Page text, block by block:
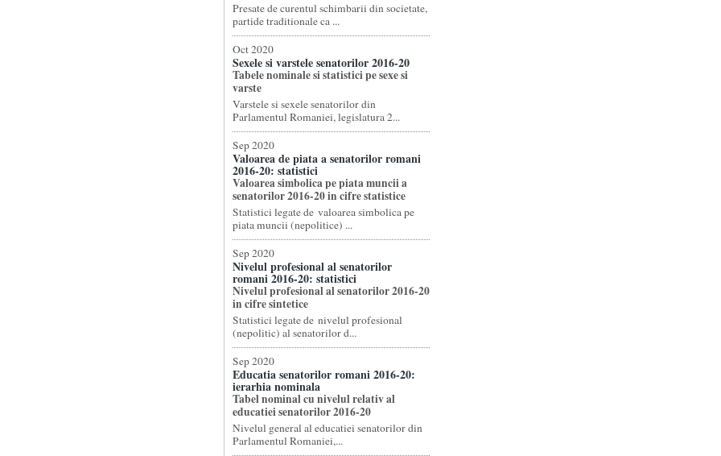
Presate de curentul schimbarii din societate,
partide traditionale ca ...
Oct 2020
Sexele si varstele senatorilor 2016-20
Tabele nominale si statistici pe sexe si
varste
Varstele si sexele senatorilor din
Parlamentul Romaniei, legislatura 2...
Sep 2020
Valoarea de piata a senatorilor romani
2016-20: statistici
Valoarea simbolica pe piata muncii a
senatorilor 2016-20 in cifre statistice
Statistici legate de valoarea simbolica pe
piata muncii (nepolitice) ...
Sep 2020
Nivelul profesional al senatorilor
romani 2016-20: statistici
Nivelul profesional al senatorilor 2016-20
in cifre sintetice
Statistici legate de nivelul profesional
(nepolitic) al senatorilor d...
Sep 2020
Educatia senatorilor romani 2016-20:
ierarhia nominala
Tabel nominal cu nivelul relativ al
educatiei senatorilor 2016-20
Nivelul general al educatiei senatorilor din
Parlamentul Romaniei,...